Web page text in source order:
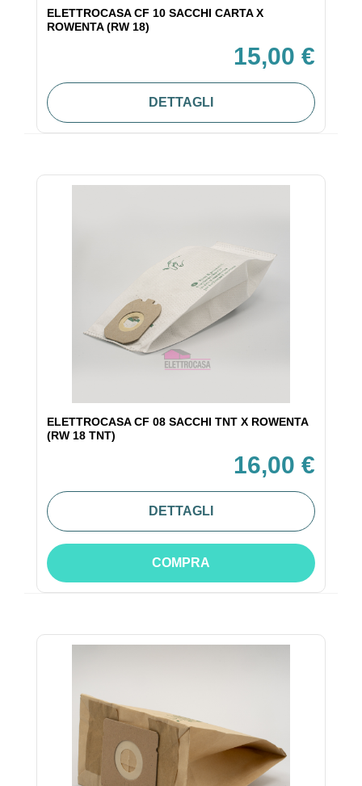
ELETTROCASA CF 10 SACCHI CARTA X
ROWENTA (RW 18)
15,00 €
DETTAGLI
ELETTROCASA CF 08 SACCHI TNT X ROWENTA
(RW 18 TNT)
16,00 €
DETTAGLI
COMPRA